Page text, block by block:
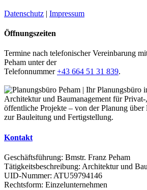
Datenschutz | Impressum
Öffnungszeiten
Termine nach telefonischer Vereinbarung
Peham unter der
Telefonnummer+43 664 51 31 839.
Kontakt
Geschäftsführung: Bmstr. Franz Peham
Tätigkeitsbeschreibung: Architektur und
UID-Nummer: ATU59794146
Rechtsform: Einzelunternehmen